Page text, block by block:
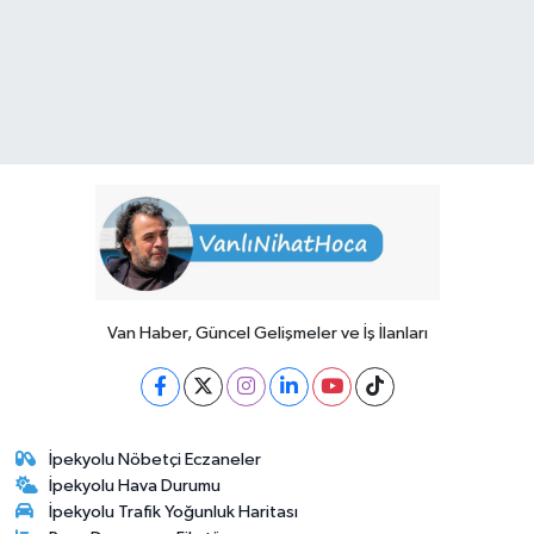
Van Haber, Güncel Gelişmeler ve İş İlanları
İpekyolu Nöbetçi Eczaneler
İpekyolu Hava Durumu
İpekyolu Trafik Yoğunluk Haritası